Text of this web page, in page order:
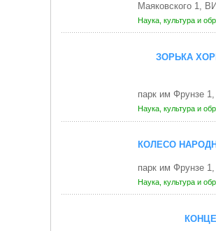
Маяковского 1,
Наука, культура и
ЗОРЬКА
парк им Фрунзе
Наука, культура и
КОЛЕСО
парк им Фрунзе
Наука, культура и